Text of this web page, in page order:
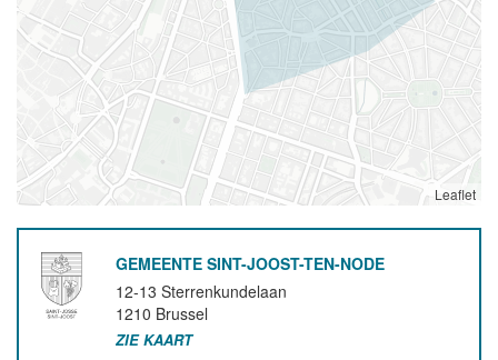
Leaflet
GEMEENTE SINT-JOOST-TEN-NODE
12-13 Sterrenkundelaan
1210 Brussel
ZIE KAART